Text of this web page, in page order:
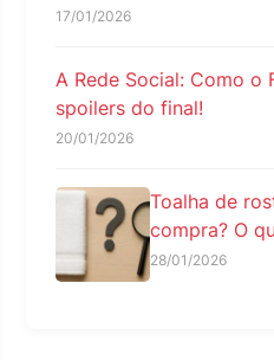
17/01/2026
A Rede Social: Como o
spoilers do final!
20/01/2026
Toalha de
compra? O
28/01/2026